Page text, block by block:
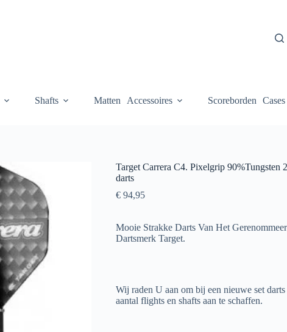
Shafts Matten Accessoires Scoreborden Cases
Target Carrera C4. Pixelgrip 90%Tungsten
darts
€94,95
Mooie Strakke Darts Van Het
Dartsmerk Target.
Wij raden U aan om bij een nieuwe set darts
aantal flights en shafts aan te schaffen.